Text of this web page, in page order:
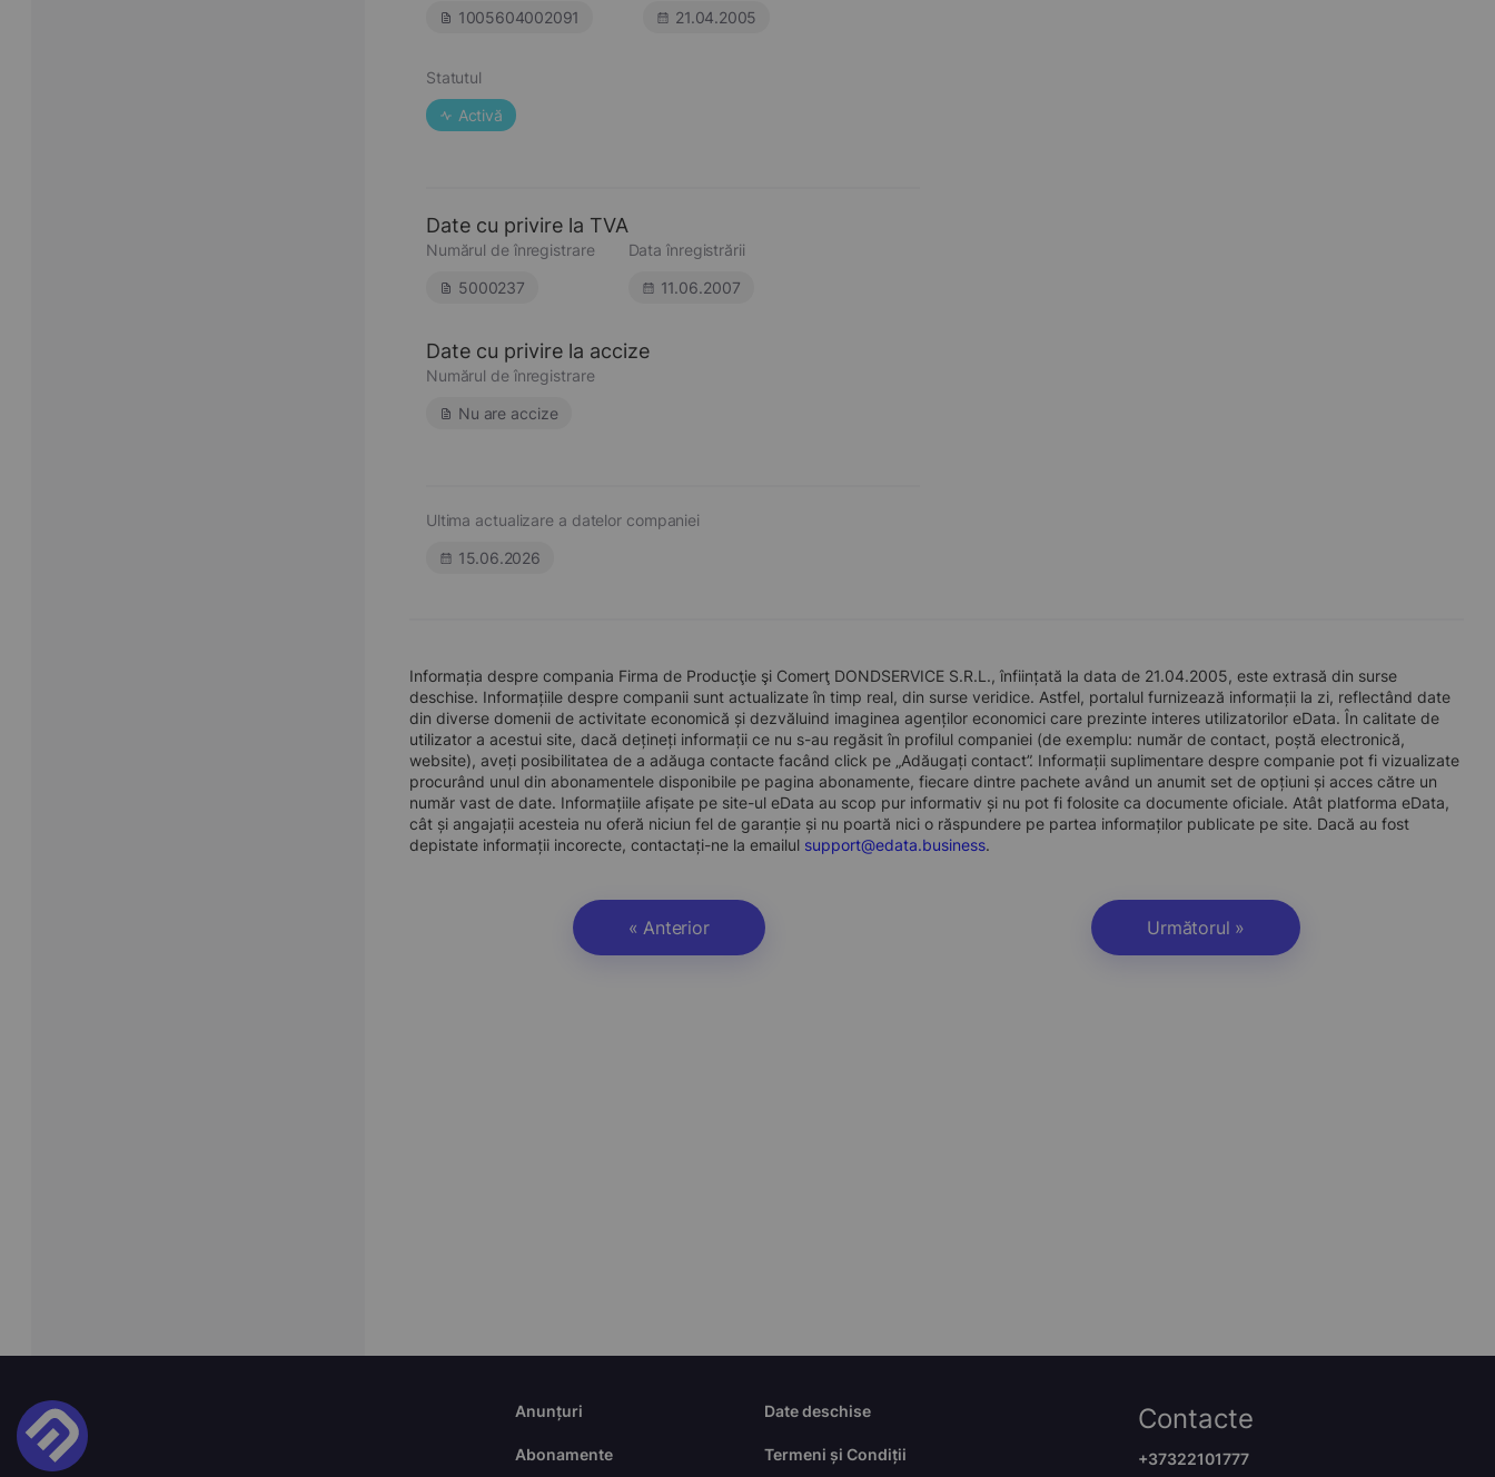
1005604002091
21.04.2005
Statutul
Activă
Date cu privire la TVA
Numărul de înregistrare
5000237
Data înregistrării
11.06.2007
Date cu privire la accize
Numărul de înregistrare
Nu are accize
Ultima actualizare a datelor companiei
15.06.2026
Informația despre compania Firma de Producţie şi Comerţ DONDSERVICE S.R.L., înființată la data de 21.04.2005, este extrasă din surse
deschise. Informațiile despre companii sunt actualizate în timp real, din surse veridice. Astfel, portalul furnizează informații la zi, reflectând date
din diverse domenii de activitate economică și dezvăluind imaginea agenților economici care prezinte interes utilizatorilor eData. În calitate de
utilizator a acestui site, dacă dețineți informații ce nu s-au regăsit în profilul companiei (de exemplu: număr de contact, poștă electronică,
website), aveți posibilitatea de a adăuga contacte facând click pe „Adăugați contact”. Informații suplimentare despre companie pot fi vizualizate
procurând unul din abonamentele disponibile pe pagina abonamente, fiecare dintre pachete având un anumit set de opțiuni și acces către un
număr vast de date. Informațiile afișate pe site-ul eData au scop pur informativ și nu pot fi folosite ca documente oficiale. Atât platforma eData,
cât și angajații acesteia nu oferă niciun fel de garanție și nu poartă nici o răspundere pe partea informaților publicate pe site. Dacă au fost
depistate informații incorecte, contactați-ne la emailul support@edata.business.
« Anterior Următorul »
Anunțuri
Abonamente
Date deschise
Termeni și Condiții
Contacte
+37322101777